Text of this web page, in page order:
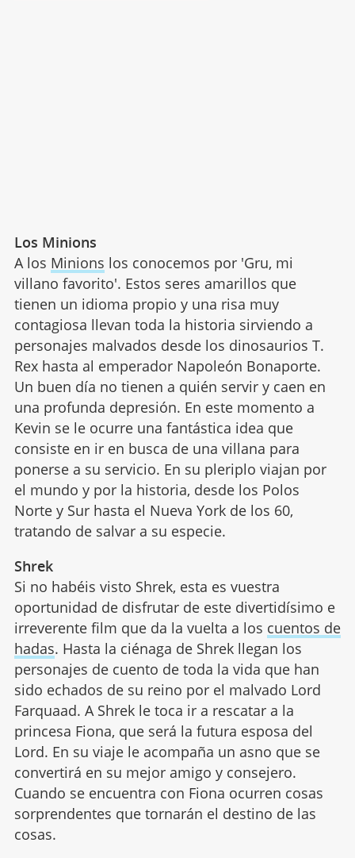
Los Minions
A los Minions los conocemos por 'Gru, mi
villano favorito'. Estos seres amarillos que
tienen un idioma propio y una risa muy
contagiosa llevan toda la historia sirviendo a
personajes malvados desde los dinosaurios T.
Rex hasta al emperador Napoleón Bonaporte.
Un buen día no tienen a quién servir y caen en
una profunda depresión. En este momento a
Kevin se le ocurre una fantástica idea que
consiste en ir en busca de una villana para
ponerse a su servicio. En su pleriplo viajan por
el mundo y por la historia, desde los Polos
Norte y Sur hasta el Nueva York de los 60,
tratando de salvar a su especie.
Shrek
Si no habéis visto Shrek, esta es vuestra
oportunidad de disfrutar de este divertidísimo e
irreverente film que da la vuelta a los cuentos de
hadas. Hasta la ciénaga de Shrek llegan los
personajes de cuento de toda la vida que han
sido echados de su reino por el malvado Lord
Farquaad. A Shrek le toca ir a rescatar a la
princesa Fiona, que será la futura esposa del
Lord. En su viaje le acompaña un asno que se
convertirá en su mejor amigo y consejero.
Cuando se encuentra con Fiona ocurren cosas
sorprendentes que tornarán el destino de las
cosas.